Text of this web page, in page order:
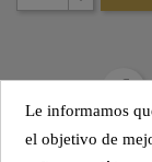
Le informamos
el objetivo de